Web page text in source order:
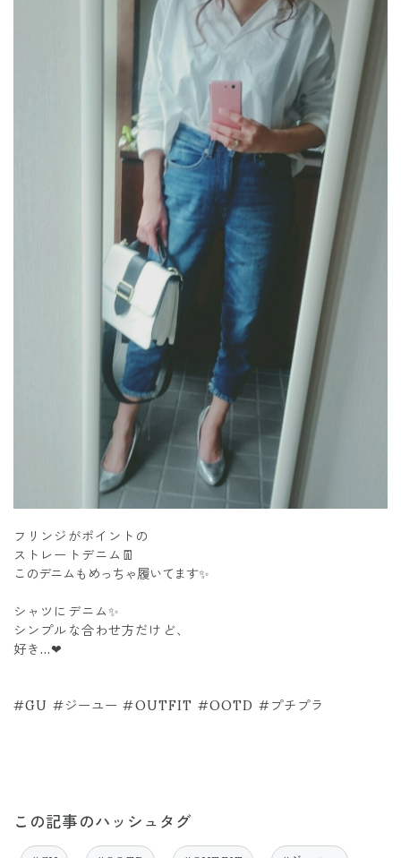
フリンジがポイントの
ストレートデニム👖
このデニムもめっちゃ履いてます✨
シャツにデニム✨
シンプルな合わせ方だけど、
好き…❤
#GU #ジーユー #OUTFIT #OOTD #プチプラ
この記事のハッシュタグ